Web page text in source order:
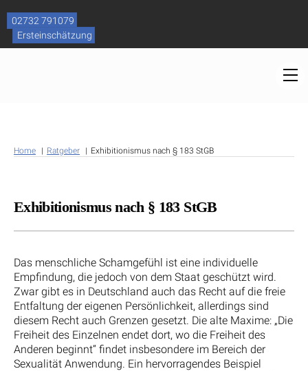
content
02732 791079
Ersteinschätzung
Home Ratgeber Exhibitionismus nach § 183 StGB
Exhibitionismus nach § 183 StGB
Das menschliche Schamgefühl ist eine individuelle
Empfindung, die jedoch von dem Staat geschützt wird.
Zwar gibt es in Deutschland auch das Recht auf die freie
Entfaltung der eigenen Persönlichkeit, allerdings sind
diesem Recht auch Grenzen gesetzt. Die alte Maxime: „Die
Freiheit des Einzelnen endet dort, wo die Freiheit des
Anderen beginnt“ findet insbesondere im Bereich der
Sexualität Anwendung. Ein hervorragendes Beispiel